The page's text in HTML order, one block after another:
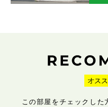
この部屋をチェックした